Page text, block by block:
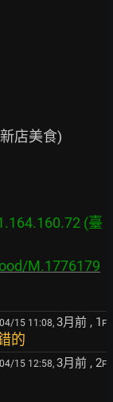
(臺
M.1776179
04/15 11:08, 3月前 , 1 F
的
04/15 12:58, 3月前 , 2F